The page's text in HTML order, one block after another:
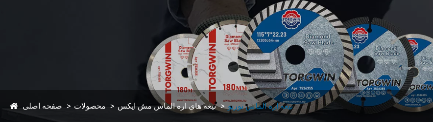
صفحه اصلی محصولات تیغه های اره الماس مش ایکس تیغه اره الماس توربو